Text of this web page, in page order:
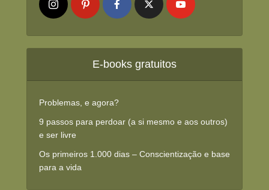
E-books gratuitos
Problemas, e agora?
9 passos para perdoar (a si mesmo e aos outros)
e ser livre
Os primeiros 1.000 dias – Conscientização e base
para a vida